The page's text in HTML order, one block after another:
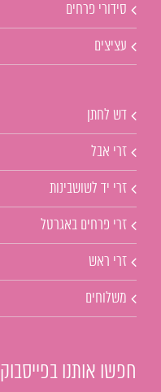
סידורי פרחים
עציצים
דש לחתן
זרי אבל
זרי יד לשושבינות
זרי פרחים באגרטל
זרי ראש
משלוחים
חפשו אותנו בפייסבוק